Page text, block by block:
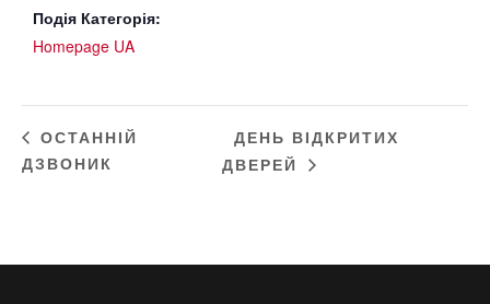
Подія Категорія:
Homepage UA
ОСТАННІЙ
ДЗВОНИК
ДЕНЬ ВІДКРИТИХ
ДВЕРЕЙ